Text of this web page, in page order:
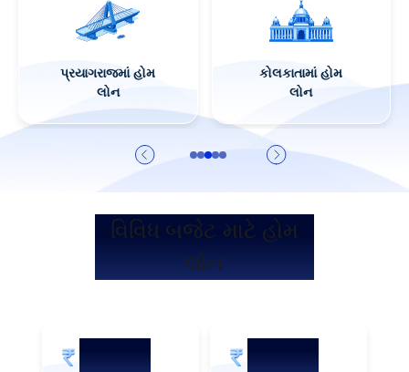
જયપુરમાં હોમ લોન
વિશાખાપટ્નમમાં હોમ
લોન
વિવિધ બજેટ માટે હોમ
લોન
5 કરોડ 2 કરોડ